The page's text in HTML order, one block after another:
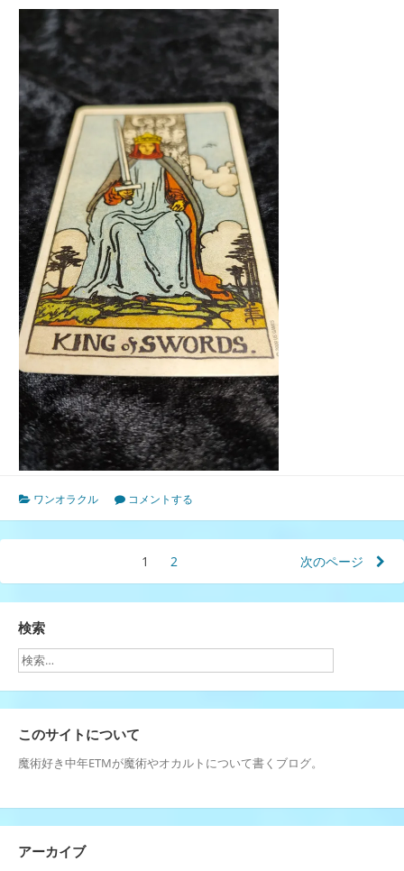
ワンオラクル コメントする
稿
の
ペ
ー
ジ
送
り
ー
ジ
1
ー
ジ
2 次のページ
検索
このサイトについて
魔術好き中年ETMが魔術やオカルトについて書くブログ。
アーカイブ